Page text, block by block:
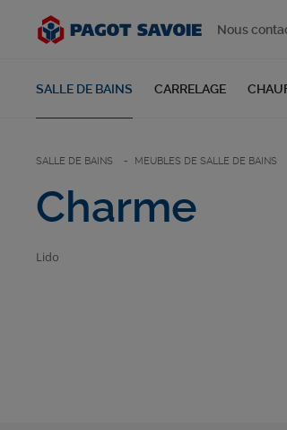
SALLE DE BAINS CARRELAGE
Nous
SALLE DE BAINS MEUBLES DE SALLE DE BAINS
Charme
Lido